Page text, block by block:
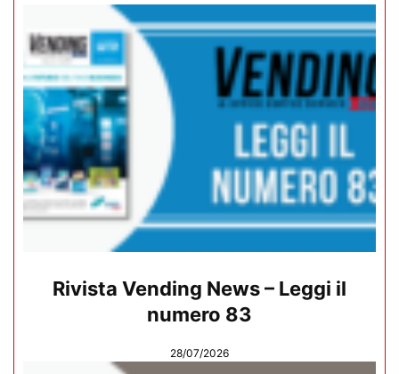
Rivista Vending News – Leggi il
numero 83
28/07/2026